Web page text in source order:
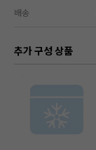
배송
추가 구성 상품